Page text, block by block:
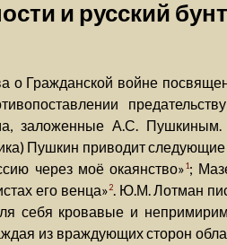
и русский
о Гражданской войне
заложенные А.С. Пушкиным.
Пушкин приводит
через моё окаянство»1;
его венца»2. Ю.М. Лотман
себя кровавые и
из враждующих сторон